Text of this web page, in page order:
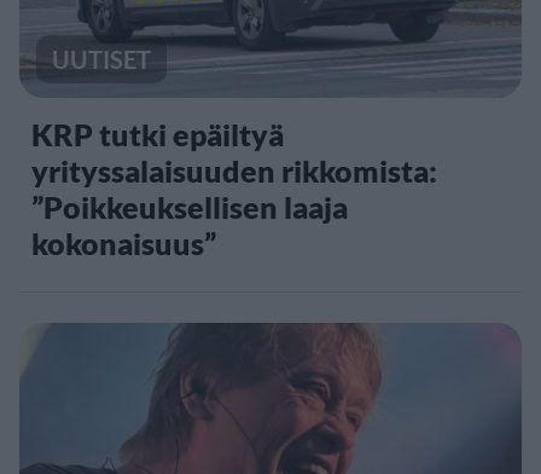
UUTISET
KRP tutki epäiltyä
yrityssalaisuuden rikkomista:
”Poikkeuksellisen laaja
kokonaisuus”